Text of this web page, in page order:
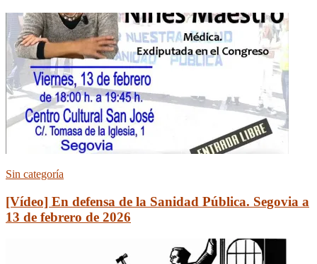
Sin categoría
[Vídeo] En defensa de la Sanidad Pública. Segovia a
13 de febrero de 2026